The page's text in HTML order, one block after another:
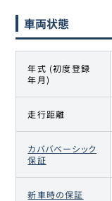
車両状態
年式 (初度登録
年月)
走行距離
カババベーシック
保証
新車時の保証